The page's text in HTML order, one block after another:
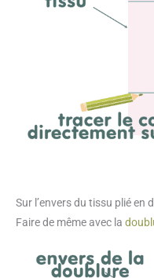
Sur l’envers du tissu plié en
Faire de même avec la